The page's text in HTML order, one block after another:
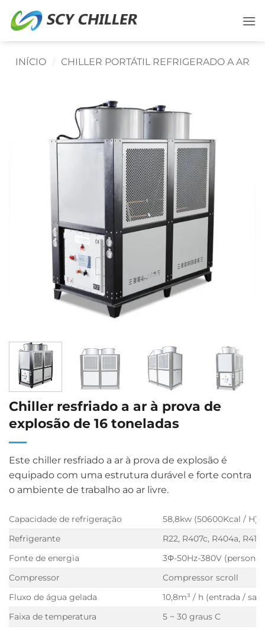
para
INÍCIO / CHILLER PORTÁTIL REFRIGERADO A AR
Chiller resfriado a ar à prova de
explosão de 16 toneladas
Este chiller resfriado a ar à prova de explosão é
equipado com uma estrutura durável e forte contra
o ambiente de trabalho ao ar livre.
Capacidade de refrigeração
58,8kw (50600Kcal / H)
Refrigerante
R22, R407c, R404a,
Fonte de energia
3Φ-50Hz-380V
Compressor
Compressor scroll
Fluxo de água gelada
10,8m³ / h (entrada /
Faixa de temperatura
5 ~ 30 graus C